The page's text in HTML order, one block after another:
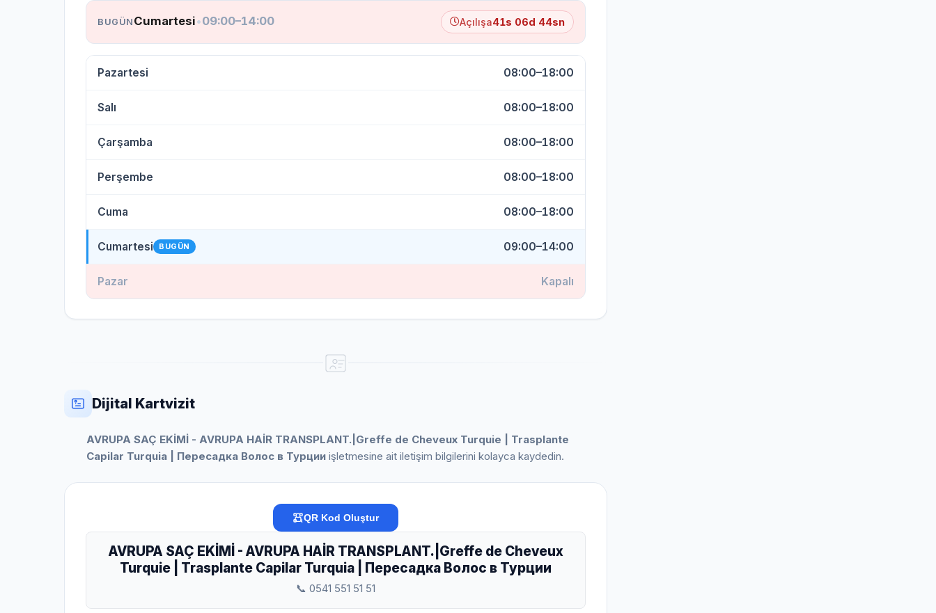
BUGÜN Cumartesi•09:00–14:00 Açılışa41s 06d 43sn
Pazartesi 08:00–18:00
Salı 08:00–18:00
Çarşamba 08:00–18:00
Perşembe 08:00–18:00
Cuma 08:00–18:00
Cumartesi BUGÜN 09:00–14:00
Pazar Kapalı
Dijital Kartvizit
AVRUPA SAÇ EKİMİ - AVRUPA HAİR TRANSPLANT.|Greffe de Cheveux Turquie | Trasplante
Capilar Turquia | Пересадка Волос в Турции işletmesine ait iletişim bilgilerini kolayca kaydedin.
QR Kod Oluştur
AVRUPA SAÇ EKİMİ - AVRUPA HAİR TRANSPLANT.|Greffe de Cheveux
Turquie | Trasplante Capilar Turquia | Пересадка Волос в Турции
📞 0541 551 51 51